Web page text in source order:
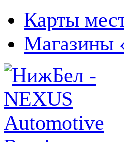
Карты
Магазины